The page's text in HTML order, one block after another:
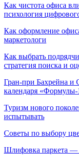
Как чистота офиса
психология
Как оформление
маркетологи
Как выбрать
стратегия поиска и
Гран-при Бахрейна и
календаря «Формулы-
Туризм нового
испытывать
Советы по выбору
Шлифовка паркета —